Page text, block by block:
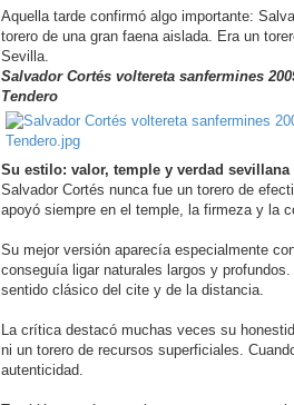
Aquella tarde confirmó algo importante:
torero de una gran faena aislada. Era un
Sevilla.
Salvador Cortés voltereta sanfermines
Tendero
Su estilo: valor, temple y verdad sevillana
Salvador Cortés nunca fue un torero de
apoyó siempre en el temple, la firmeza y la
Su mejor versión aparecía especialmente
conseguía ligar naturales largos y
sentido clásico del cite y de la distancia.
La crítica destacó muchas veces su
ni un torero de recursos superficiales.
autenticidad.